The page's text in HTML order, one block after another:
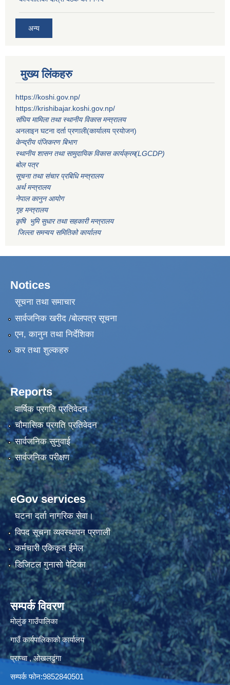
अन्य
मुख्य लिंकहरु
https://koshi.gov.np/
https://krishibajar.koshi.gov.np/
संघिय मामिला तथा स्थानीय विकास मन्त्रालय
अनलाइन घटना दर्ता प्रणाली(कार्यालय प्रयोजन)
केन्द्रीय पंजिकरण बिभाग
स्थानीय शासन तथा सामुदायिक विकास कार्यक्रम(LGCDP)
बोल पत्र
सूचना तथा संचार प्रबिधि मन्त्रालय
अर्थ मन्त्रालय
नेपाल कानुन आयोग
गृह मन्त्रालय
कृषि भुमि सुधार तथा सहकारी मन्त्रालय
जिल्ला समन्वय समितिको कार्यालय
Notices
सूचना तथा समाचार
सार्वजनिक खरीद /बोलपत्र सूचना
एन, कानुन तथा निर्देशिका
कर तथा शुल्कहरु
Reports
वार्षिक प्रगति प्रतिवेदन
चौमासिक प्रगति प्रतिवेदन
सार्वजनिक सुनुवाई
सार्वजनिक परीक्षण
eGov services
घटना दर्ता नागरिक सेवा।
विपद सूचना व्यवस्थापन प्रणाली
कर्मचारी एकिकृत ईमेल
डिजिटल गुनासो पेटिका
सम्पर्क विवरण
मोलुंङ गाउँपालिका
गाउँ कार्यपालिकाको कार्यालय
प्राप्चा , ओखलढुंगा
सम्पर्क फोन:9852840501